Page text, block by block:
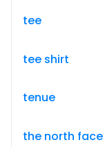
tee
tee shirt
tenue
the north face